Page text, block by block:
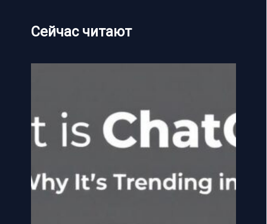
Сейчас читают